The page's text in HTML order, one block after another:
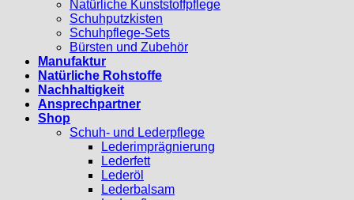
Natürliche Kunststoffpflege
Schuhputzkisten
Schuhpflege-Sets
Bürsten und Zubehör
Manufaktur
Natürliche Rohstoffe
Nachhaltigkeit
Ansprechpartner
Shop
Schuh- und Lederpflege
Lederimprägnierung
Lederfett
Lederöl
Lederbalsam